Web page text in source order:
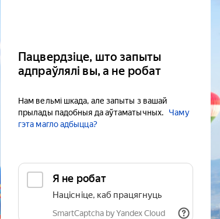
Пацвердзіце, што запыты
адпраўлялі вы, а не робат
Нам вельмі шкада, але запыты з вашай
прылады падобныя да аўтаматычных.
Чаму
гэта магло адбыцца?
Я не робат
Націсніце, каб працягнуць
SmartCaptcha by Yandex Cloud